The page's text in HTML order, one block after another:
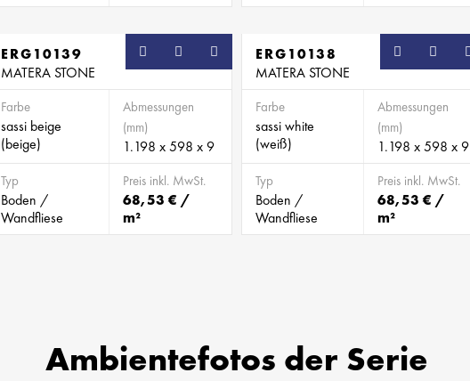
= Von der Merkliste entfernen
ERG10139
MATERA STONE
Farbe
sassi beige
(beige)
Abmessungen
(mm)
1.198 x 598 x 9
Typ
Boden /
Wandfliese
Preis inkl. MwSt.
68,53 € /
m²
ERG10138
MATERA STONE
Farbe
sassi white
(weiß)
Abmessungen
(mm)
1.198 x 598 x 9
Typ
Boden /
Wandfliese
Preis inkl. MwSt.
68,53 € /
m²
Ambientefotos der Serie